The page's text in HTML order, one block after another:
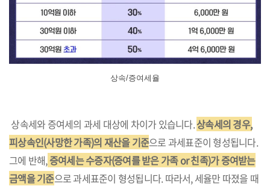
상속/증여세율
상속세와 증여세의 과세 대상에 차이가 있습니다.상속세의 경우,
피상속인(사망한 가족)의 재산을 기준으로 과세표준이 형성됩니다.
그에 반해,증여세는 수증자(증여를 받은 가족 or 친족)가 증여받는
금액을 기준으로 과세표준이 형성됩니다. 따라서, 세율만 따졌을 때